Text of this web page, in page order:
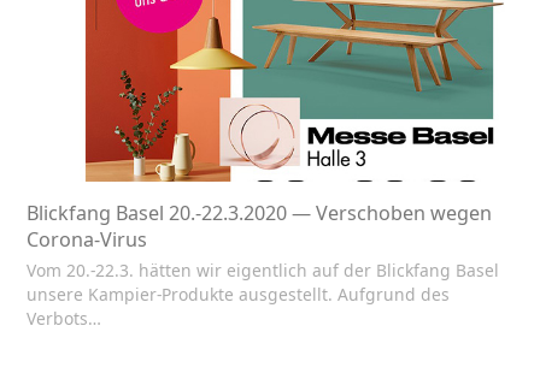
Blickfang Basel 20.-22.3.2020 — Verschoben wegen
Corona-Virus
Vom 20.-22.3. hätten wir eigentlich auf der Blickfang Basel
unsere Kampier-Produkte ausgestellt. Aufgrund des
Verbots…